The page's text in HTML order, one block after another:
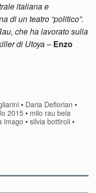
italiana e
di un teatro “politico”.
che ha lavorato sulla
di Utoya– Enzo
• Daria Deflorian •
2015 • milo rau bela
imago • silvia bottiroli •